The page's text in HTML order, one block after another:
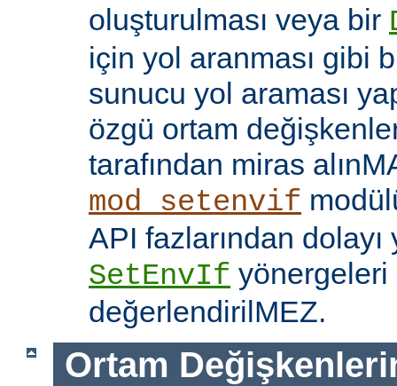
oluşturulması veya bir
için yol aranması gibi
sunucu yol araması
özgü ortam
tarafından miras
mod_setenvif
API fazlarından
SetEnvIf yönergeleri
değerlendirilMEZ.
Ortam